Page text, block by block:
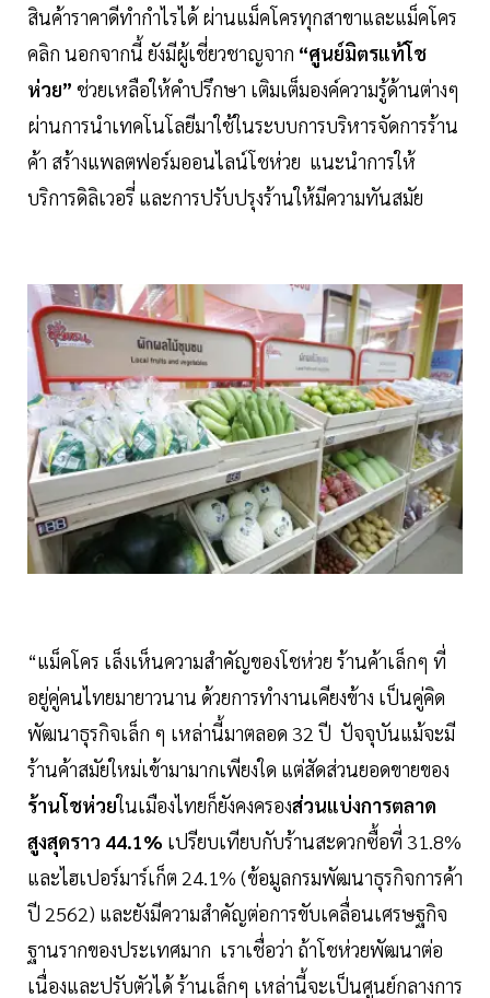
สินค้าราคาดีทำกำไรได้ ผ่านแม็คโครทุกสาขาและแม็คโคร
คลิก นอกจากนี้ ยังมีผู้เชี่ยวชาญจาก “ศูนย์มิตรแท้โช
ห่วย” ช่วยเหลือให้คำปรึกษา เติมเต็มองค์ความรู้ด้านต่างๆ
ผ่านการนำเทคโนโลยีมาใช้ในระบบการบริหารจัดการร้าน
ค้า สร้างแพลตฟอร์มออนไลน์โชห่วย แนะนำการให้
บริการดิลิเวอรี่ และการปรับปรุงร้านให้มีความทันสมัย
“แม็คโคร เล็งเห็นความสำคัญของโชห่วย ร้านค้าเล็กๆ ที่
อยู่คู่คนไทยมายาวนาน ด้วยการทำงานเคียงข้าง เป็นคู่คิด
พัฒนาธุรกิจเล็ก ๆ เหล่านี้มาตลอด 32 ปี ปัจจุบันแม้จะมี
ร้านค้าสมัยใหม่เข้ามามากเพียงใด แต่สัดส่วนยอดขายของ
ร้านโชห่วยในเมืองไทยก็ยังคงครองส่วนแบ่งการตลาด
สูงสุดราว 44.1% เปรียบเทียบกับร้านสะดวกซื้อที่ 31.8%
และไฮเปอร์มาร์เก็ต 24.1% (ข้อมูลกรมพัฒนาธุรกิจการค้า
ปี 2562) และยังมีความสำคัญต่อการขับเคลื่อนเศรษฐกิจ
ฐานรากของประเทศมาก เราเชื่อว่า ถ้าโชห่วยพัฒนาต่อ
เนื่องและปรับตัวได้ ร้านเล็กๆ เหล่านี้จะเป็นศูนย์กลางการ